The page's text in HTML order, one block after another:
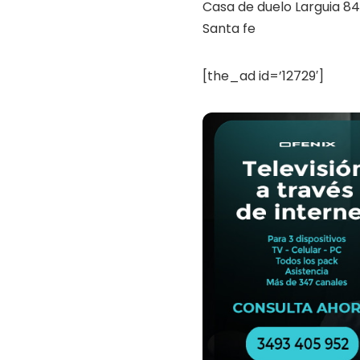
Casa de duelo Larguia
Santa fe
[the_ad id=’12729′]